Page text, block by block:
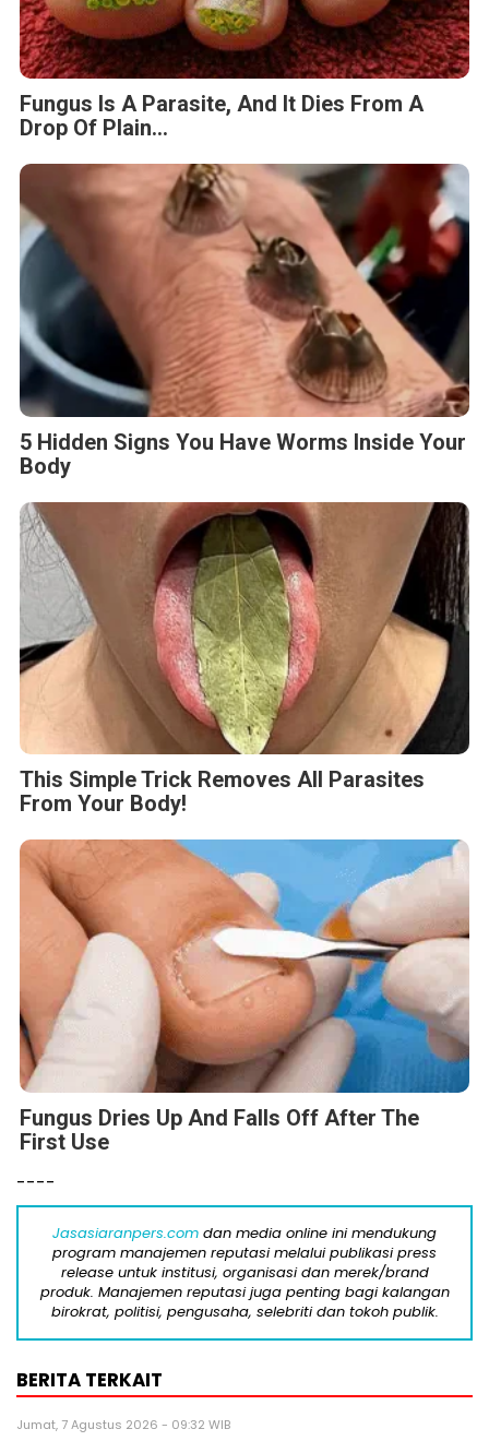
Fungus Is A Parasite, And It Dies From A
Drop Of Plain...
5 Hidden Signs You Have Worms Inside Your
Body
This Simple Trick Removes All Parasites
From Your Body!
Fungus Dries Up And Falls Off After The
First Use
----
Jasasiaranpers.com dan media online ini mendukung
program manajemen reputasi melalui publikasi press
release untuk institusi, organisasi dan merek/brand
produk. Manajemen reputasi juga penting bagi kalangan
birokrat, politisi, pengusaha, selebriti dan tokoh publik.
BERITA TERKAIT
Jumat, 7 Agustus 2026 - 09:32 WIB